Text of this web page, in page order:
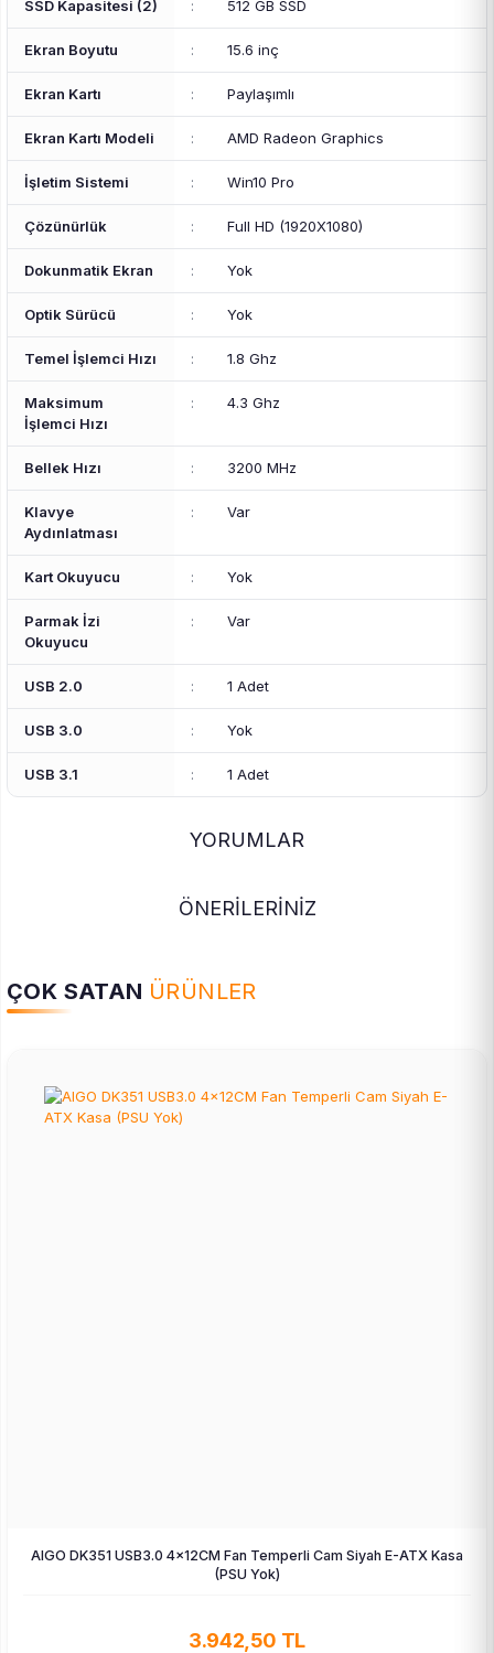
SSD Kapasitesi (2) : 512 GB SSD
Ekran Boyutu : 15.6 inç
Ekran Kartı : Paylaşımlı
Ekran Kartı Modeli : AMD Radeon Graphics
İşletim Sistemi : Win10 Pro
Çözünürlük : Full HD (1920X1080)
Dokunmatik Ekran : Yok
Optik Sürücü : Yok
Temel İşlemci Hızı : 1.8 Ghz
Maksimum
İşlemci Hızı
: 4.3 Ghz
Bellek Hızı : 3200 MHz
Klavye
Aydınlatması
: Var
Kart Okuyucu : Yok
Parmak İzi
Okuyucu
: Var
USB 2.0 : 1 Adet
USB 3.0 : Yok
USB 3.1 : 1 Adet
YORUMLAR
ÖNERİLERİNİZ
ÇOK SATAN ÜRÜNLER
AIGO DK351 USB3.0 4×12CM Fan Temperli Cam Siyah E-ATX Kasa
(PSU Yok)
3.942,50 TL